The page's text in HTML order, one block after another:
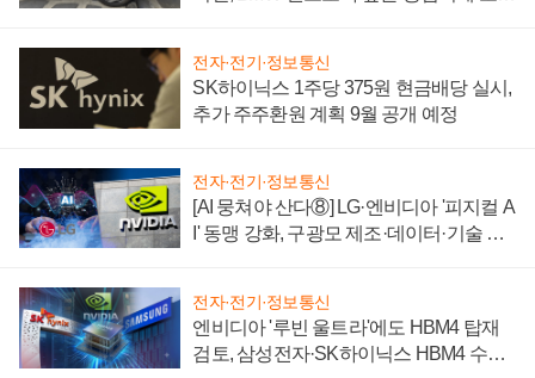
전자·전기·정보통신
SK하이닉스 1주당 375원 현금배당 실시,
추가 주주환원 계획 9월 공개 예정
전자·전기·정보통신
[AI 뭉쳐야 산다⑧] LG·엔비디아 '피지컬 A
I' 동맹 강화, 구광모 제조·데이터·기술 결
전자·전기·정보통신
엔비디아 '루빈 울트라'에도 HBM4 탑재
검토, 삼성전자·SK하이닉스 HBM4 수율